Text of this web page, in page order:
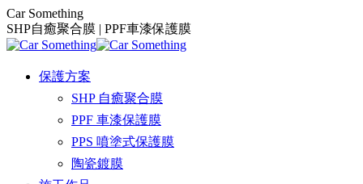
Skip
to
content
Car Something
SHP自癒聚合膜 | PPF車漆保護膜
保護方案
SHP 自癒聚合膜
PPF 車漆保護膜
PPS 噴塗式保護膜
陶瓷鍍膜